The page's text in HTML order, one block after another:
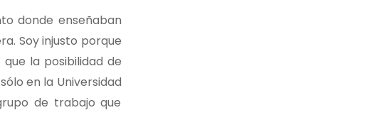
donde enseñaban
Soy injusto porque
la posibilidad de
en la Universidad
de trabajo que